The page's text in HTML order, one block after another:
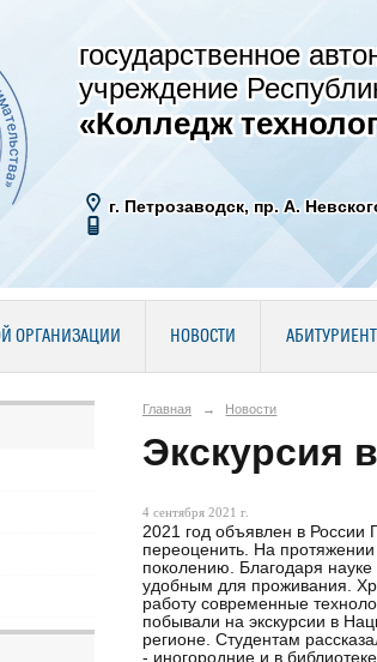
государственное
учреждение
«Колледж
г. Петрозаводск, пр. А.
ОРГАНИЗАЦИИ НОВОСТИ
Главная → Новости
Экскурсия
4 сентября 2021 г.
2021 год объявлен в России
переоценить. На
поколению. Благодаря
удобным для проживания.
работу современные
побывали на экскурсии в
регионе. Студентам
- иногородние и в